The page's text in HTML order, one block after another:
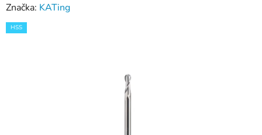
hodnocení
produktu
Značka: KATing
HSS